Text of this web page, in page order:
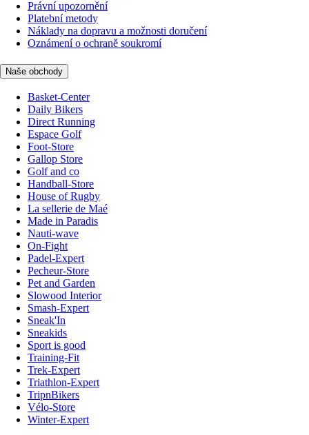
Právní upozornění
Platební metody
Náklady na dopravu a možnosti doručení
Oznámení o ochraně soukromí
Naše obchody
Basket-Center
Daily Bikers
Direct Running
Espace Golf
Foot-Store
Gallop Store
Golf and co
Handball-Store
House of Rugby
La sellerie de Maé
Made in Paradis
Nauti-wave
On-Fight
Padel-Expert
Pecheur-Store
Pet and Garden
Slowood Interior
Smash-Expert
Sneak'In
Sneakids
Sport is good
Training-Fit
Trek-Expert
Triathlon-Expert
TripnBikers
Vélo-Store
Winter-Expert